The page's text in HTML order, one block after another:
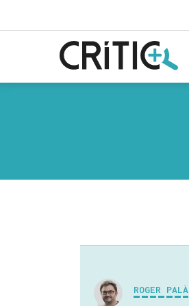
ROGER PALÀ